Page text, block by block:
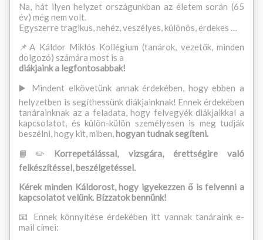
Na, hát ilyen helyzet országunkban az életem során (65
év) még nem volt.
Egyszerre tragikus, nehéz, veszélyes, különös, érdekes …
📌A Káldor Miklós Kollégium (tanárok, vezetők, minden
dolgozó) számára most is a
diákjaink a legfontosabbak!
▶️ Mindent elkövetünk annak érdekében, hogy ebben a
helyzetben is segíthessünk diákjainknak! Ennek érdekében
tanárainknak az a feladata, hogy felvegyék diákjaikkal a
kapcsolatot, és külön-külön személyesen is meg tudják
beszélni, hogy kit, miben,hogyan tudnak segíteni.
📙✏️ Korrepetálással, vizsgára, érettségire való
felkészítéssel, beszélgetéssel.
Kérek minden Káldorost, hogy igyekezzen ő is felvenni a
kapcsolatot velünk. Bízzatok bennünk!
📧 Ennek könnyítése érdekében itt vannak tanáraink e-
mail címei: